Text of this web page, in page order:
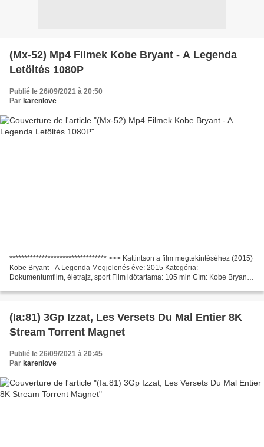
(Mx-52) Mp4 Filmek Kobe Bryant - A Legenda
Letöltés 1080P
Publié le 26/09/2021 à 20:50
Par karenlove
********************************* >>> Kattintson a film megtekintéséhez (2015)
Kobe Bryant - A Legenda Megjelenés éve: 2015 Kategória:
Dokumentumfilm, életrajz, sport Film időtartama: 105 min Cím: Kobe Bryant -
(Ia:81) 3Gp Izzat, Les Versets Du Mal Entier 8K
Stream Torrent Magnet
Publié le 26/09/2021 à 20:45
Par karenlove